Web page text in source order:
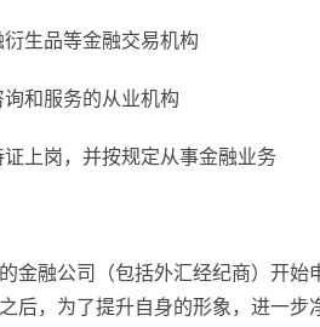
生品等金融交易机构
和服务的从业机构
上岗，并按规定从事金融业务
金融公司（包括外汇经纪商）开
后，为了提升自身的形象，进一